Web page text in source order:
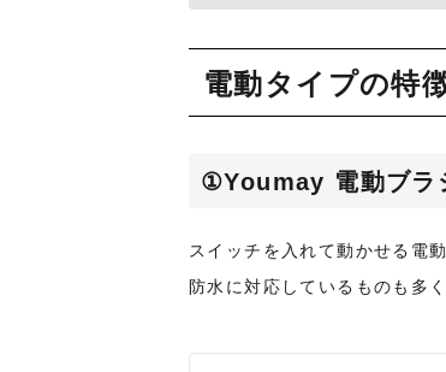
電動タイプの特
①Youmay 電動ブラ
スイッチを入れて動かせる電
防水に対応しているものも多